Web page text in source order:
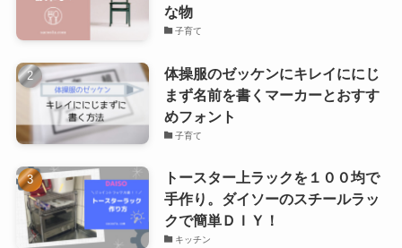
な物
子育て
体操服のゼッケンにキレイににじ
まず名前を書くマーカーとおすす
めフォント
子育て
トースター上ラックを１００均で
手作り。ダイソーのスチールラッ
クで簡単ＤＩＹ！
キッチン